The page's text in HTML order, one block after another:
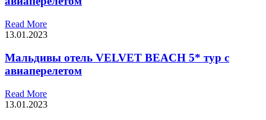
Read More
13.01.2023
Мальдивы отель VELVET BEACH 5* тур с
авиаперелетом
Read More
13.01.2023